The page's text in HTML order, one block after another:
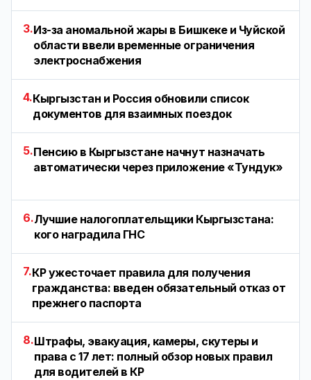
3.Из-за аномальной жары в Бишкеке и Чуйской
области ввели временные ограничения
электроснабжения
4.Кыргызстан и Россия обновили список
документов для взаимных поездок
5.Пенсию в Кыргызстане начнут назначать
автоматически через приложение «Тундук»
6.Лучшие налогоплательщики Кыргызстана:
кого наградила ГНС
7.КР ужесточает правила для получения
гражданства: введен обязательный отказ от
прежнего паспорта
8.Штрафы, эвакуация, камеры, скутеры и
права с 17 лет: полный обзор новых правил
для водителей в КР